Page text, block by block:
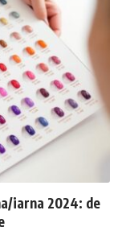
iarna 2024: de